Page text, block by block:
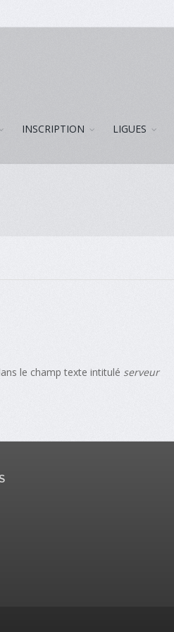
INSCRIPTION LIGUES
le champ texte intitulé serveur